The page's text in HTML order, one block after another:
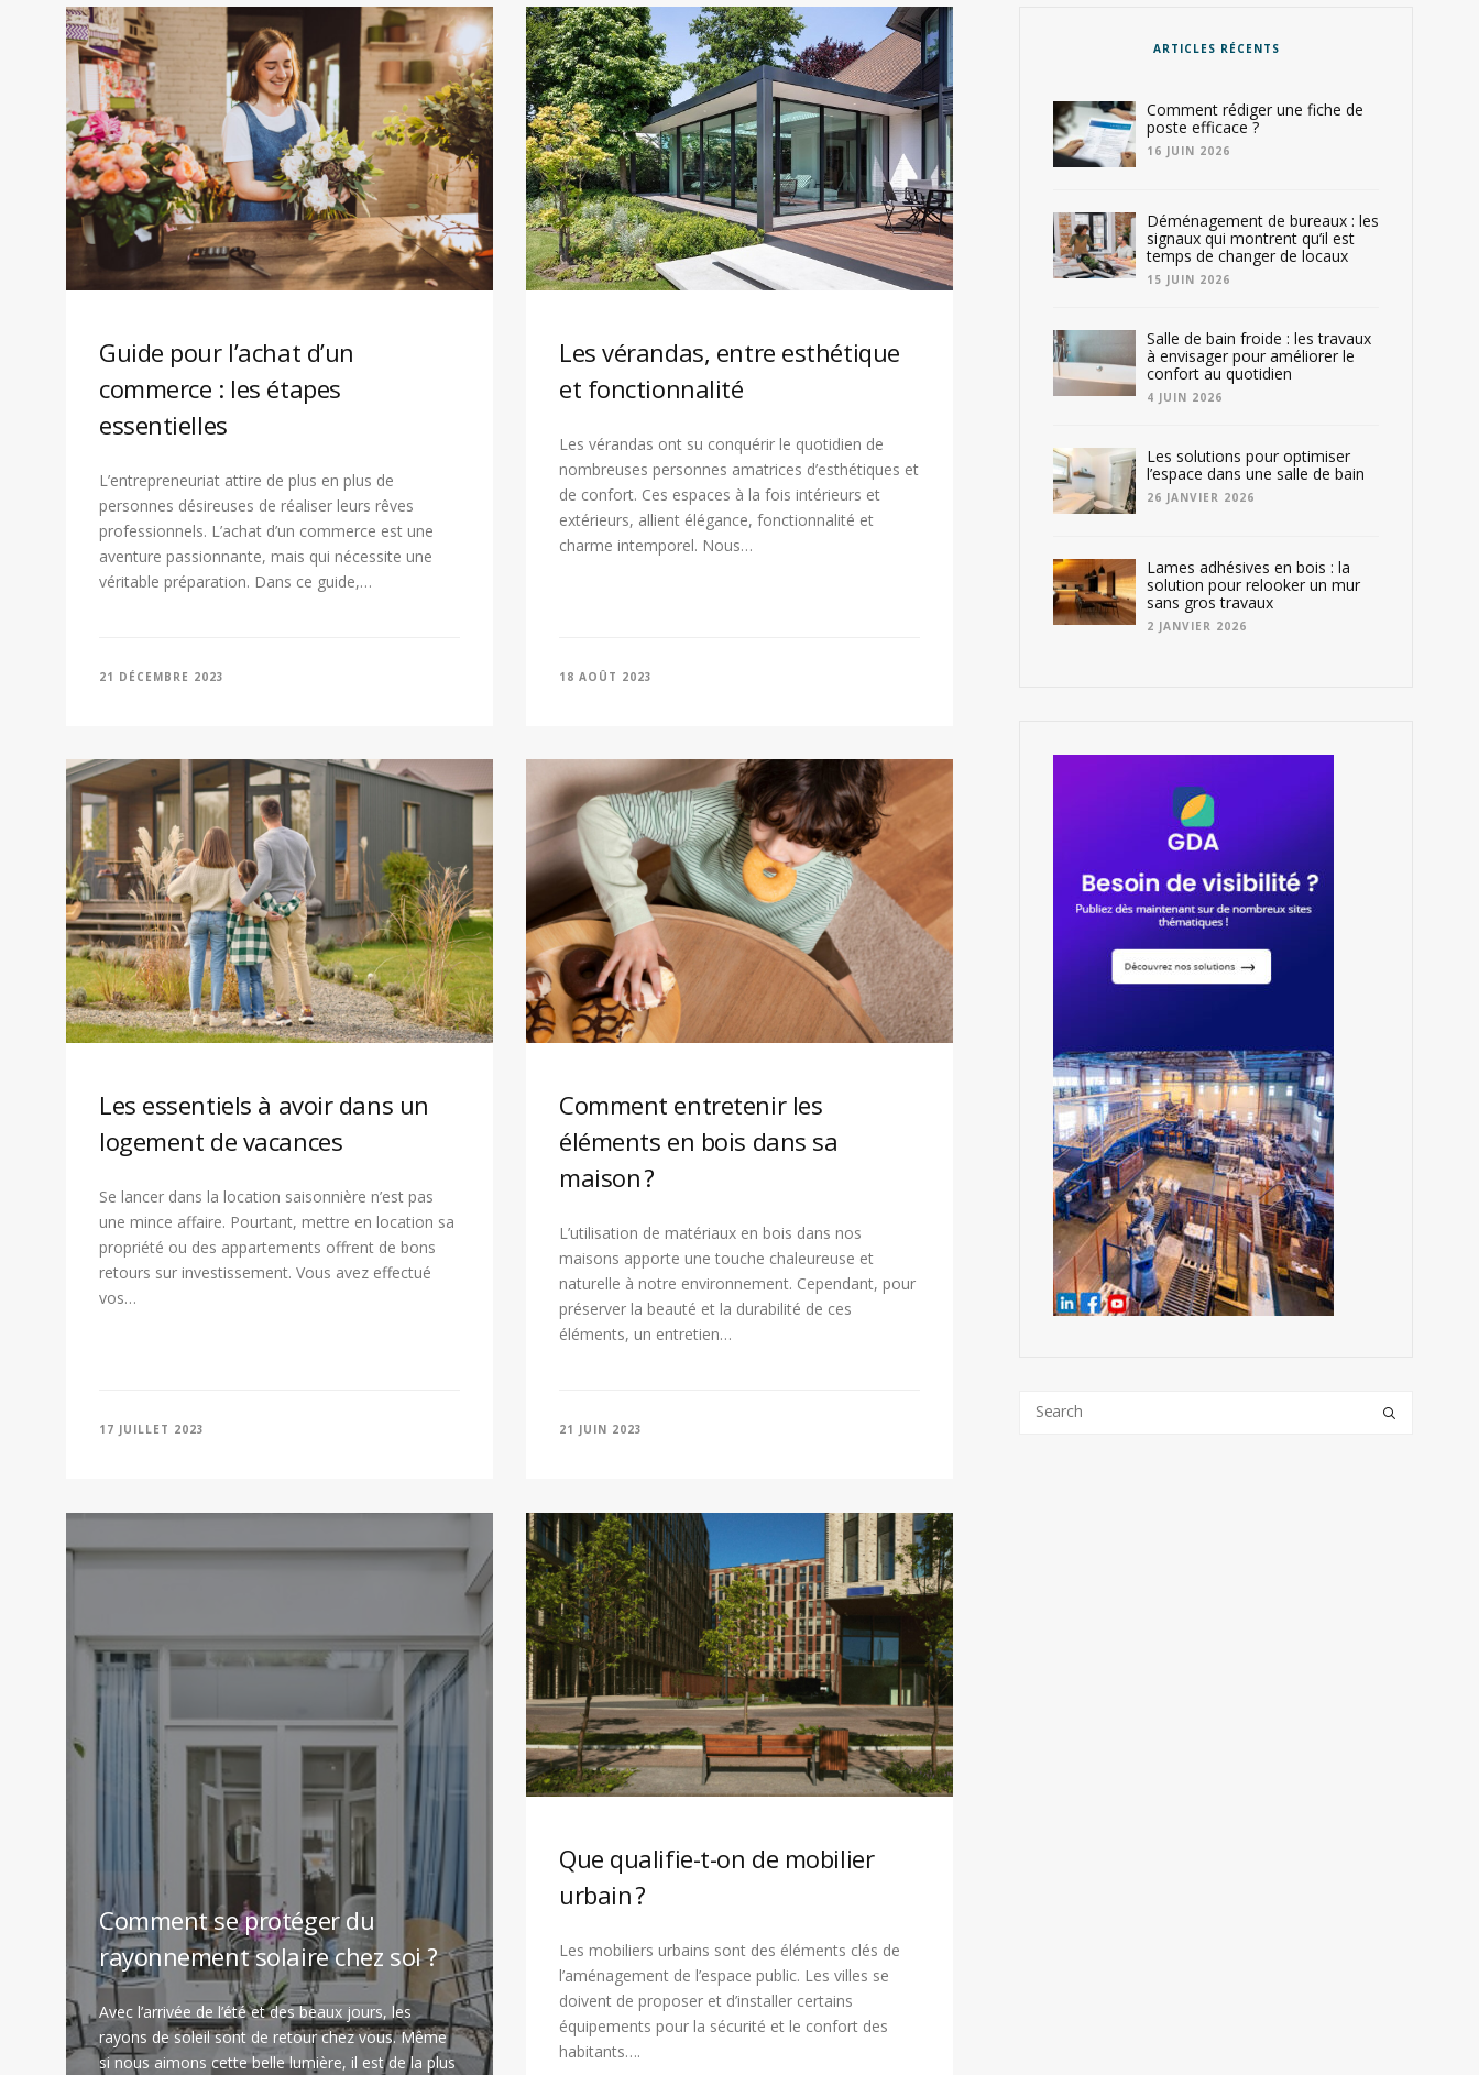
Guide pour l’achat d’un
commerce : les étapes
essentielles
L’entrepreneuriat attire de plus en plus de
personnes désireuses de réaliser leurs rêves
professionnels. L’achat d’un commerce est une
aventure passionnante, mais qui nécessite une
véritable préparation. Dans ce guide,…
21 DÉCEMBRE 2023
Les vérandas, entre esthétique
et fonctionnalité
Les vérandas ont su conquérir le quotidien de
nombreuses personnes amatrices d’esthétiques et
de confort. Ces espaces à la fois intérieurs et
extérieurs, allient élégance, fonctionnalité et
charme intemporel. Nous…
18 AOÛT 2023
Les essentiels à avoir dans un
logement de vacances
Se lancer dans la location saisonnière n’est pas
une mince affaire. Pourtant, mettre en location sa
propriété ou des appartements offrent de bons
retours sur investissement. Vous avez effectué
vos…
17 JUILLET 2023
Comment entretenir les
éléments en bois dans sa
maison ?
L’utilisation de matériaux en bois dans nos
maisons apporte une touche chaleureuse et
naturelle à notre environnement. Cependant, pour
préserver la beauté et la durabilité de ces
éléments, un entretien…
21 JUIN 2023
Comment se protéger du
rayonnement solaire chez soi ?
Avec l’arrivée de l’été et des beaux jours, les
rayons de soleil sont de retour chez vous. Même
si nous aimons cette belle lumière, il est de la plus
Que qualifie-t-on de mobilier
urbain ?
Les mobiliers urbains sont des éléments clés de
l’aménagement de l’espace public. Les villes se
doivent de proposer et d’installer certains
équipements pour la sécurité et le confort des
habitants….
ARTICLES RÉCENTS
Comment rédiger une fiche de
poste efficace ?
16 JUIN 2026
Déménagement de bureaux : les
signaux qui montrent qu’il est
temps de changer de locaux
15 JUIN 2026
Salle de bain froide : les travaux
à envisager pour améliorer le
confort au quotidien
4 JUIN 2026
Les solutions pour optimiser
l’espace dans une salle de bain
26 JANVIER 2026
Lames adhésives en bois : la
solution pour relooker un mur
sans gros travaux
2 JANVIER 2026